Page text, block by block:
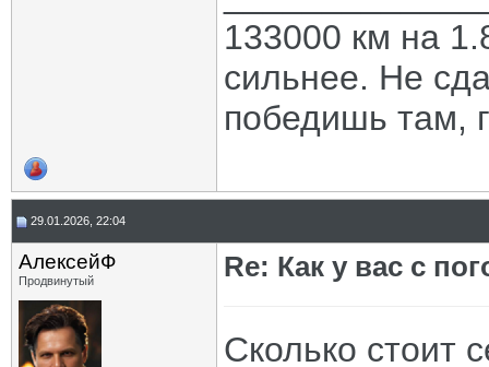
133000 км на
сильнее. Не
победишь там,
29.01.2026, 22:04
АлексейФ
Продвинутый Re: Как у вас с
Сколько стоит